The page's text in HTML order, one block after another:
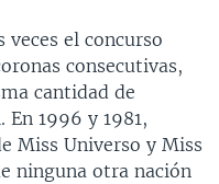
veces el concurso
consecutivas,
cantidad de
1996 y 1981,
Miss Universo y Miss
ninguna otra nación